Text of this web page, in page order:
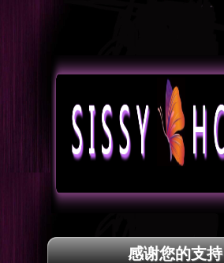
感谢您的支持